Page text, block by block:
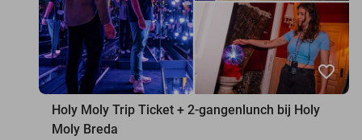
favorite_border
Holy Moly Trip Ticket + 2-gangenlunch bij Holy
Moly Breda